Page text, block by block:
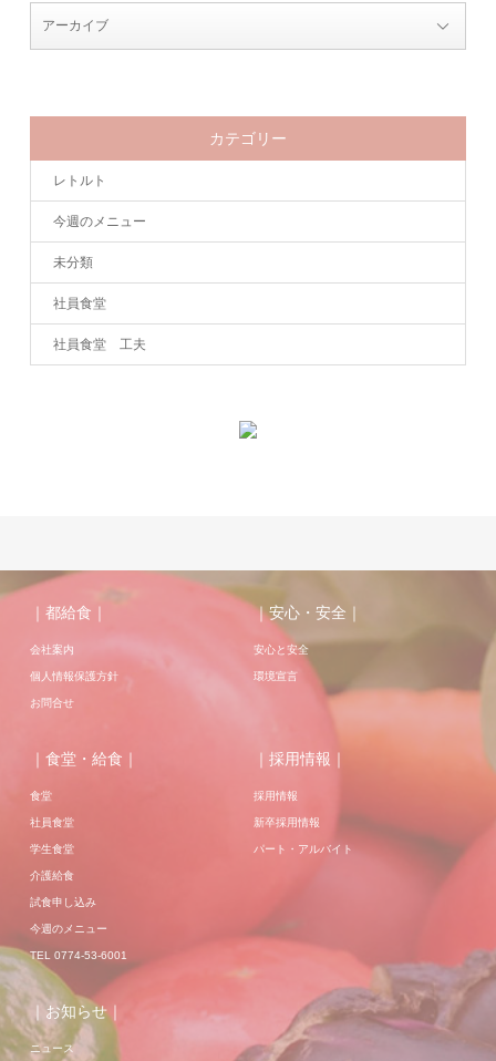
カテゴリー
レトルト
今週のメニュー
未分類
社員食堂
社員食堂 工夫
｜都給食｜
会社案内
個人情報保護方針
お問合せ
｜安心・安全｜
安心と安全
環境宣言
｜食堂・給食｜
食堂
社員食堂
学生食堂
介護給食
試食申し込み
今週のメニュー
TEL 0774-53-6001
｜採用情報｜
採用情報
新卒採用情報
パート・アルバイト
｜お知らせ｜
ニュース